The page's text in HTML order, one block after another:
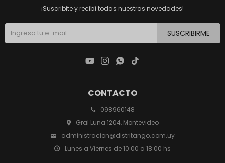
CONTACTO
098960148
Gral Luna 1204, Montevideo
administracion@distritango.com.uy
Lunes a Viernes de 10:00 a 18:00 hs
¡Suscribite y recibí todas nuestras novedades!
SUSCRIBIRME
   